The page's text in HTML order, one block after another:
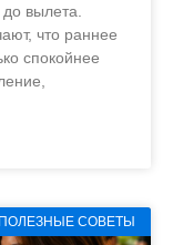
вылета.
что раннее
спокойнее
ПОЛЕЗНЫЕ СОВЕТЫ